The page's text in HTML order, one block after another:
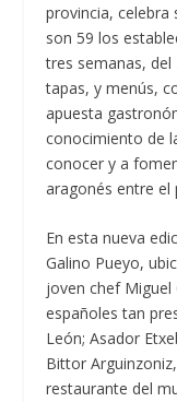
provincia, celebra
son 59 los
tres semanas,
tapas, y menús,
apuesta
conocimiento de
conocer y a
aragonés entre el
En esta nueva
Galino Pueyo,
joven chef
españoles tan
León; Asador
Bittor
restaurante del